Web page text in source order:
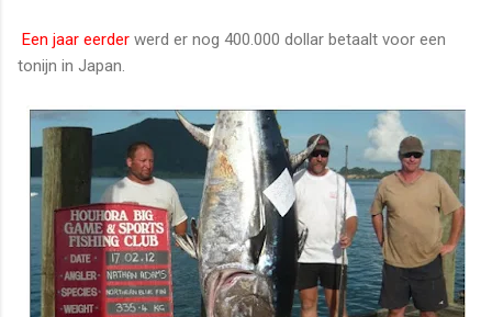
Een jaar eerder werd er nog 400.000 dollar betaalt voor een
tonijn in Japan.